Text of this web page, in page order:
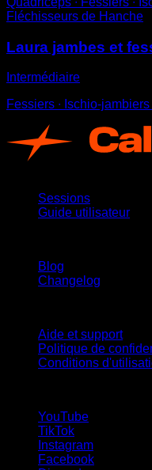
Fléchisseurs de Hanche
Laura jambes et
Intermédiaire
Fessiers ∙ Ischio-
Sessions
Guide utilisateur
Blog
Changelog
Aide et support
Politique de
Conditions
YouTube
TikTok
Instagram
Facebook